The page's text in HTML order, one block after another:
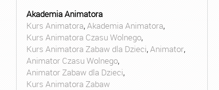
Akademia Animatora
Kurs Animatora,Akademia Animatora,
Kurs Animatora Czasu Wolnego,
Kurs Animatora Zabaw dla Dzieci,Animator,
Animator Czasu Wolnego,
Animator Zabaw dla Dzieci,
Kurs Animatora Zabaw